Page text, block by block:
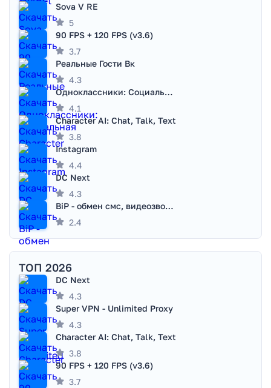
Sova V RE
5
90 FPS + 120 FPS (v3.6)
3.7
Реальные Гости Вк
4.3
Одноклассники: Социальная сеть
4.1
Character AI: Chat, Talk, Text
3.8
Instagram
4.4
DC Next
4.3
BiP - обмен смс, видеозвонками
2.4
ТОП 2026
DC Next
4.3
Super VPN - Unlimited Proxy
4.3
Character AI: Chat, Talk, Text
3.8
90 FPS + 120 FPS (v3.6)
3.7